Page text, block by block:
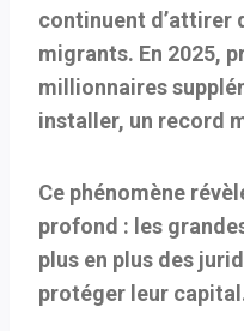
continuent d’attirer
migrants. En 2025,
millionnaires
installer, un record
Ce phénomène
profond : les
plus en plus des
protéger leur